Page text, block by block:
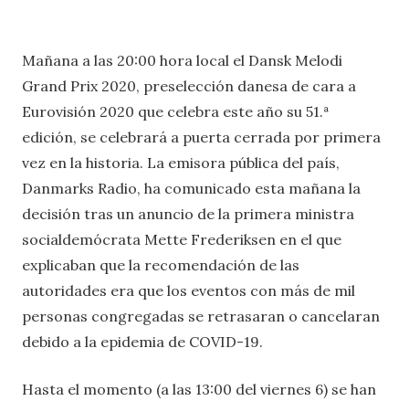
Mañana a las 20:00 hora local el Dansk Melodi
Grand Prix 2020, preselección danesa de cara a
Eurovisión 2020 que celebra este año su 51.ª
edición, se celebrará a puerta cerrada por primera
vez en la historia. La emisora pública del país,
Danmarks Radio, ha comunicado esta mañana la
decisión tras un anuncio de la primera ministra
socialdemócrata Mette Frederiksen en el que
explicaban que la recomendación de las
autoridades era que los eventos con más de mil
personas congregadas se retrasaran o cancelaran
debido a la epidemia de COVID-19.
Hasta el momento (a las 13:00 del viernes 6) se han